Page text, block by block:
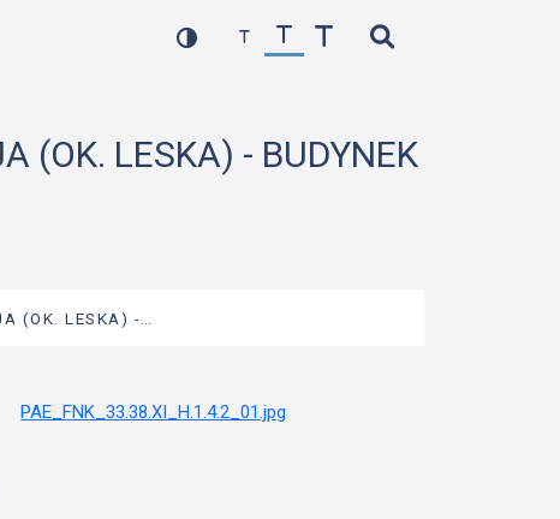
(OK. LESKA) - BUDYNEK
(OK. LESKA) -…